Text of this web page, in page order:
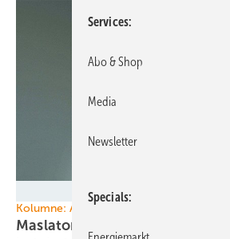
Kolumne: Auf ein Wort
Maslaton warnt vor Netzpaket:
Services
Abo & Shop
Media
Newsletter
Specials